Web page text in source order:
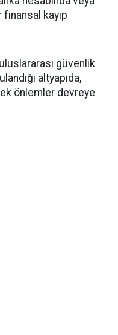
kayıp
güvenlik
altyapıda,
önlemler devreye